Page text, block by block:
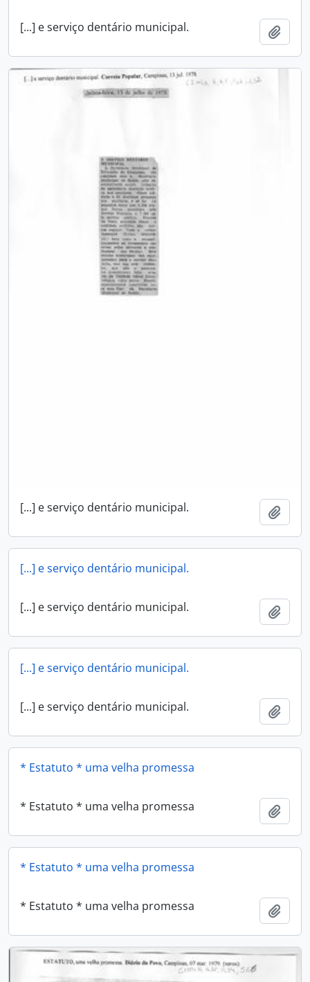
[...] e serviço dentário municipal.
[...] e serviço dentário municipal.
[...] e serviço dentário municipal.
[...] e serviço dentário municipal.
[...] e serviço dentário municipal.
[...] e serviço dentário municipal.
* Estatuto * uma velha promessa
* Estatuto * uma velha promessa
* Estatuto * uma velha promessa
* Estatuto * uma velha promessa